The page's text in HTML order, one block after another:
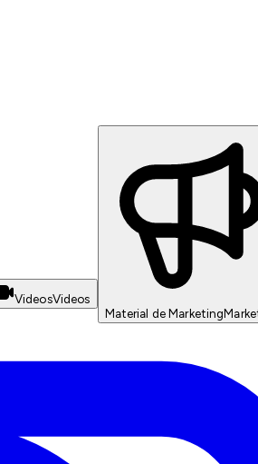
VideosVideos
Material de Marketing